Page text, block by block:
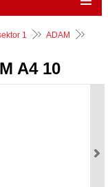
1
ADAM
A4 10